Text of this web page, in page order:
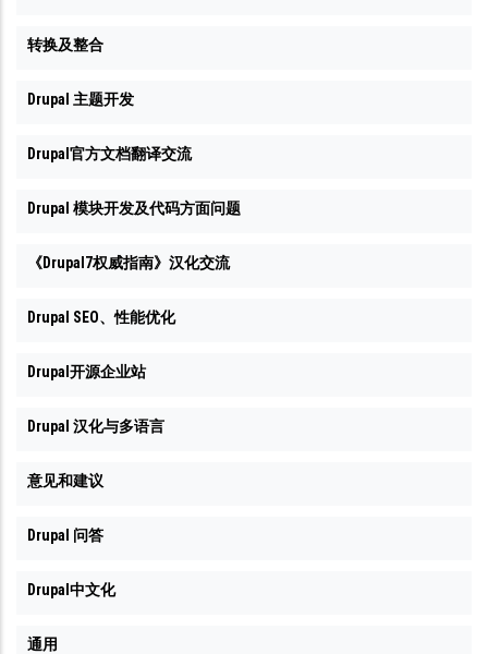
转换及整合
Drupal 主题开发
Drupal官方文档翻译交流
Drupal 模块开发及代码方面问题
《Drupal7权威指南》汉化交流
Drupal SEO、性能优化
Drupal开源企业站
Drupal 汉化与多语言
意见和建议
Drupal 问答
Drupal中文化
通用